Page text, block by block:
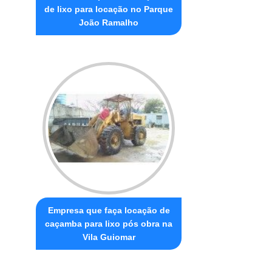
de lixo para locação no Parque
João Ramalho
Empresa que faça locação de
caçamba para lixo pós obra na
Vila Guiomar